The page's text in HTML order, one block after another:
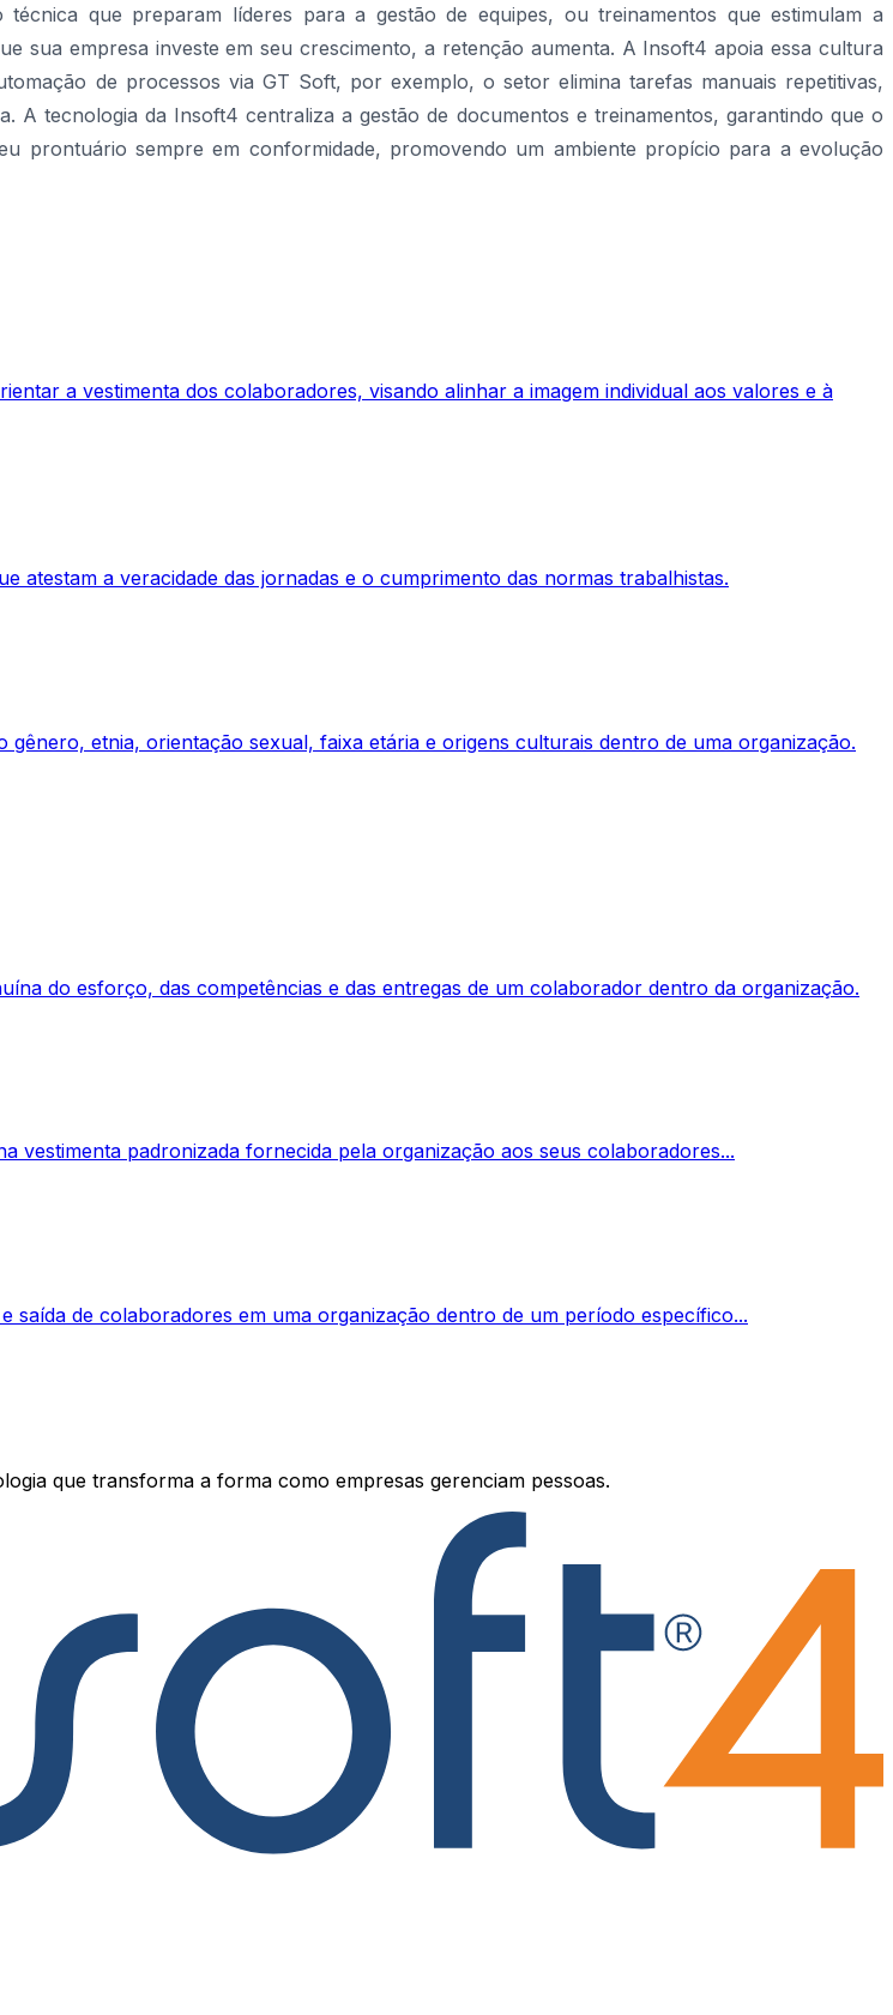
que preparam líderes para a gestão de equipes, ou treinamentos que estimulam a
sua empresa investe em seu crescimento, a retenção aumenta. A Insoft4 apoia essa cultura
de processos via GT Soft, por exemplo, o setor elimina tarefas manuais repetitivas,
A tecnologia da Insoft4 centraliza a gestão de documentos e treinamentos, garantindo que o
prontuário sempre em conformidade, promovendo um ambiente propício para a evolução
a vestimenta dos colaboradores, visando alinhar a imagem individual aos valores e à
a veracidade das jornadas e o cumprimento das normas trabalhistas.
etnia, orientação sexual, faixa etária e origens culturais dentro de uma organização.
do esforço, das competências e das entregas de um colaborador dentro da organização.
vestimenta padronizada fornecida pela organização aos seus colaboradores...
de colaboradores em uma organização dentro de um período específico...
que transforma a forma como empresas gerenciam pessoas.